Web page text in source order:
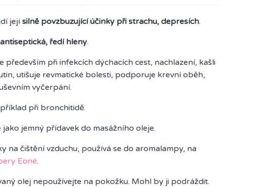
jejísilně povzbuzující účinky při strachu, depresích.
ředí hleny.
především při infekcích dýchacích cest, nachlazení, kašli
utišuje revmatické bolesti, podporuje krevní oběh,
vyčerpání.
při bronchitidě.
jako jemný přídavek do masážního oleje.
na čištění vzduchu, používá se do aromalampy, na
Eoné.
olej nepoužívejte na pokožku. Mohl by ji podráždit.